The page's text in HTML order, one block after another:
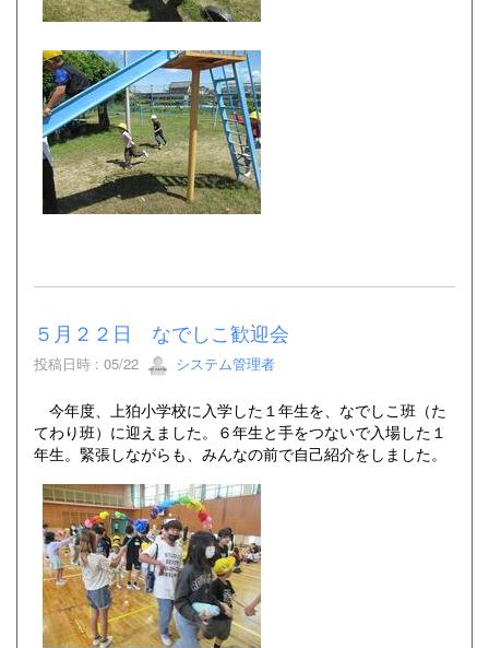
５月２２日 なでしこ歓迎会
投稿日時 : 05/22 システム管理者
今年度、上狛小学校に入学した１年生を、なでしこ班（た
てわり班）に迎えました。６年生と手をつないで入場した１
年生。緊張しながらも、みんなの前で自己紹介をしました。